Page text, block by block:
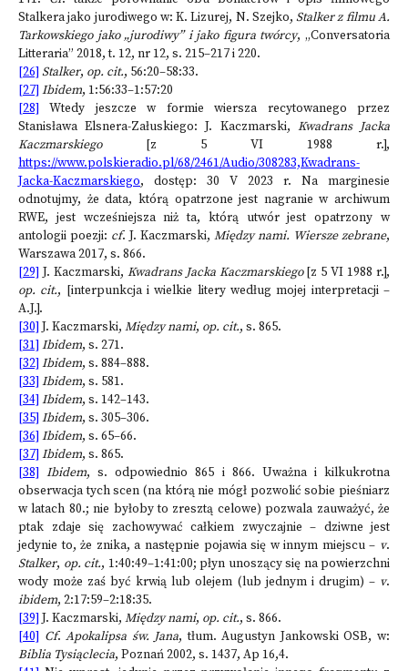
Stalkera jako jurodiwego w: K. Lizurej, N. Szejko,Stalker z filmu A.
Tarkowskiego jako „jurodiwy” i jako figura twórcy, „Conversatoria
Litteraria” 2018, t. 12, nr 12, s. 215–217 i 220.
[26] Stalker, op. cit., 56:20–58:33.
[27] Ibidem, 1:56:33–1:57:20
[28]
Wtedy jeszcze w formie wiersza recytowanego przez
Stanisława Elsnera-Załuskiego: J. Kaczmarski, Kwadrans Jacka
Kaczmarskiego[z 5 VI 1988 r.],
https://www.polskieradio.pl/68/2461/Audio/308283,Kwadrans-
Jacka-Kaczmarskiego, dostęp: 30 V 2023 r. Na marginesie
odnotujmy, że data, którą opatrzone jest nagranie w archiwum
RWE, jest wcześniejsza niż ta, którą utwór jest opatrzony w
antologii poezji: cf. J. Kaczmarski, Między nami. Wiersze zebrane,
Warszawa 2017, s. 866.
[29] J. Kaczmarski, Kwadrans Jacka Kaczmarskiego[z 5 VI 1988 r.],
op. cit., [interpunkcja i wielkie litery według mojej interpretacji –
A.J.].
[30] J. Kaczmarski, Między nami, op. cit., s. 865.
[31] Ibidem, s. 271.
[32] Ibidem, s. 884–888.
[33] Ibidem, s. 581.
[34] Ibidem, s. 142–143.
[35] Ibidem, s. 305–306.
[36] Ibidem, s. 65–66.
[37] Ibidem, s. 865.
[38] Ibidem, s. odpowiednio 865 i 866. Uważna i kilkukrotna
obserwacja tych scen (na którą nie mógł pozwolić sobie pieśniarz
w latach 80.; nie byłoby to zresztą celowe) pozwala zauważyć, że
ptak zdaje się zachowywać całkiem zwyczajnie – dziwne jest
jedynie to, że znika, a następnie pojawia się w innym miejscu – v.
Stalker, op. cit., 1:40:49–1:41:00; płyn unoszący się na powierzchni
wody może zaś być krwią lub olejem (lub jednym i drugim) – v.
ibidem, 2:17:59–2:18:35.
[39] J. Kaczmarski, Między nami, op. cit., s. 866.
[40] Cf.Apokalipsa św. Jana, tłum. Augustyn Jankowski OSB, w:
Biblia Tysiąclecia, Poznań 2002, s. 1437, Ap 16,4.